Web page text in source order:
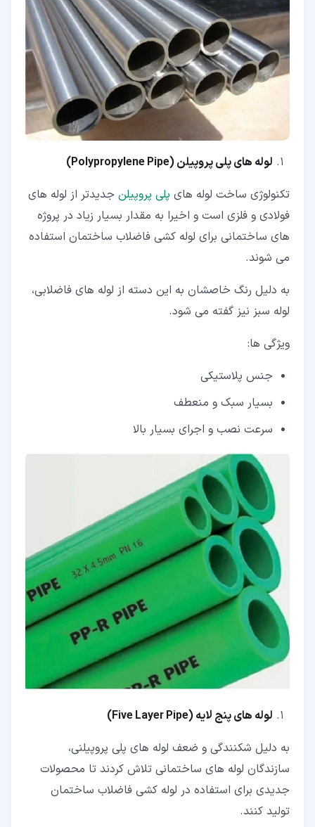
لوله های پلی پروپیلن(Polypropylene Pipe)
تکنولوژی ساخت لوله های پلی پروپیلن جدیدتر از لوله های
فولادی و فلزی است و اخیرا به مقدار بسیار زیاد در پروژه
های ساختمانی برای لوله کشی فاضلاب ساختمان استفاده
می شوند.
به دلیل رنگ خاصشان به این دسته از لوله های فاضلابی،
لوله سبز نیز گفته می شود.
ویژگی ها:
جنس پلاستیکی
بسیار سبک و منعطف
سرعت نصب و اجرای بسیار بالا
لوله های پنج لایه(Five Layer Pipe)
به دلیل شکنندگی و ضعف لوله های پلی پروپیلنی،
سازندگان لوله های ساختمانی تلاش کردند تا محصولات
جدیدی برای استفاده در لوله کشی فاضلاب ساختمان
تولید کنند.